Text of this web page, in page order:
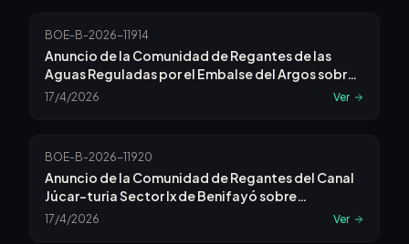
BOE-B-2026-11914
Anuncio de la Comunidad de Regantes de las
Aguas Reguladas por el Embalse del Argos sobre
Convocatoria de Junta General Ordinaria.
17/4/2026 Ver
BOE-B-2026-11920
Anuncio de la Comunidad de Regantes del Canal
Júcar-turia Sector Ix de Benifayó sobre
Convocatoria a Asamblea General Extraordinaria.
17/4/2026 Ver